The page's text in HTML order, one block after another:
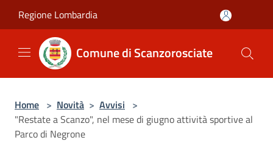
Regione Lombardia
Comune di Scanzorosciate
Home > Novità > Avvisi >
"Restate a Scanzo", nel mese di giugno attività sportive al
Parco di Negrone